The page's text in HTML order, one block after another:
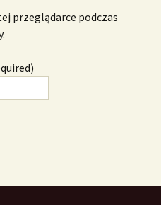
przeglądarce podczas